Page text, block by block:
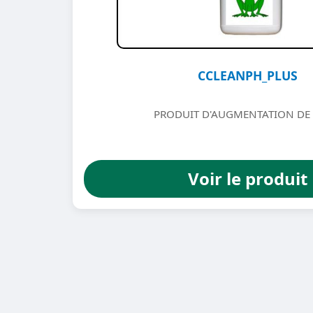
CCLEANPH_PLUS
PRODUIT D'AUGMENTATION DE
Voir le produit